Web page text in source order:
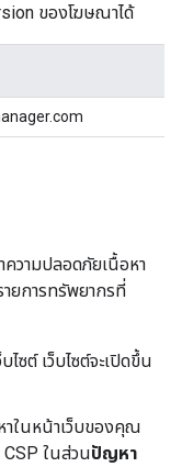
ของโฆษณาได้
วามปลอดภัยเนื้อหา
ยการทรัพยากรที่
ซต์ เว็บไซต์จะเปิดขึ้น
าในหน้าเว็บของคุณ
ในส่วนปัญหา